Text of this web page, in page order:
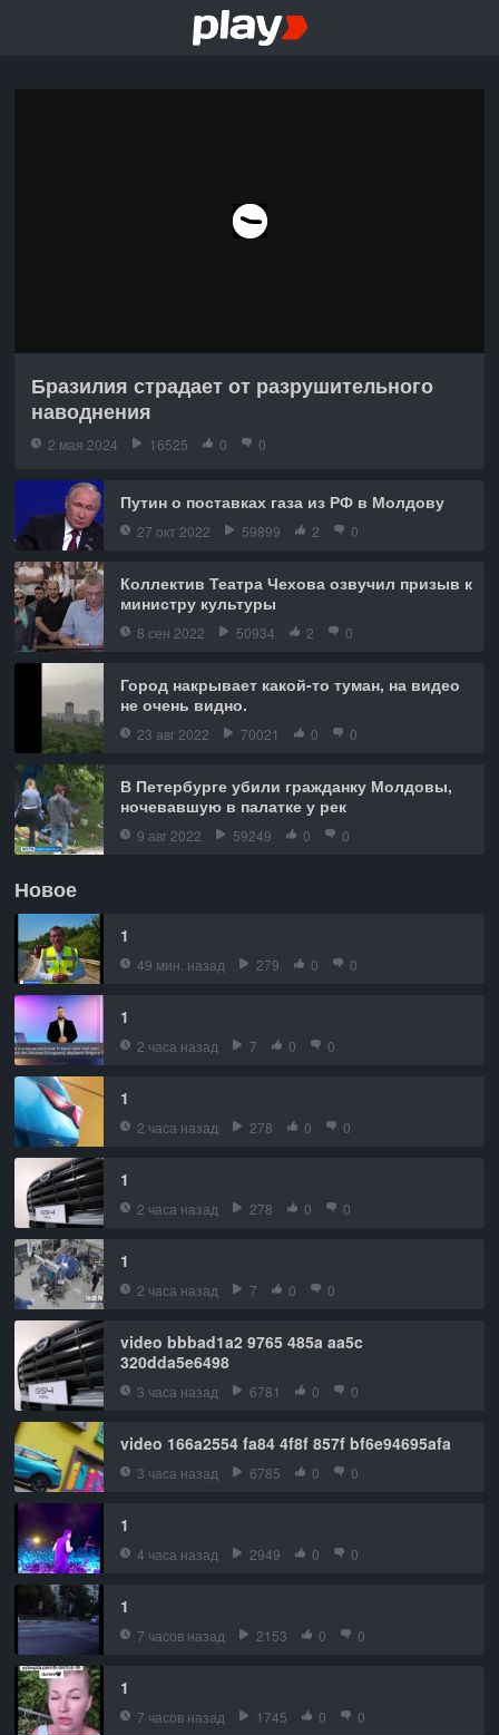
Бразилия страдает от разрушительного
наводнения
2 мая 2024 16525 0 0
Путин о поставках газа из РФ в Молдову
27 окт 2022 59899 2 0
Коллектив Театра Чехова озвучил призыв к
министру культуры
8 сен 2022 50934 2 0
Город накрывает какой-то туман, на видео
не очень видно.
23 авг 2022 70021 0 0
В Петербурге убили гражданку Молдовы,
ночевавшую в палатке у рек
9 авг 2022 59249 0 0
Новое
1
49 мин. назад 279 0 0
1
2 часа назад 7 0 0
1
2 часа назад 278 0 0
1
2 часа назад 278 0 0
1
2 часа назад 7 0 0
video bbbad1a2 9765 485a aa5c
320dda5e6498
3 часа назад 6781 0 0
video 166a2554 fa84 4f8f 857f bf6e94695afa
3 часа назад 6785 0 0
1
4 часа назад 2949 0 0
1
7 часов назад 2153 0 0
1
7 часов назад 1745 0 0